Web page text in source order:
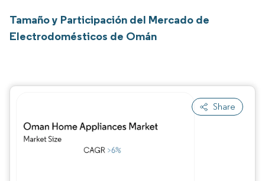
Tamaño y Participación del Mercado de
Electrodomésticos de Omán
Share